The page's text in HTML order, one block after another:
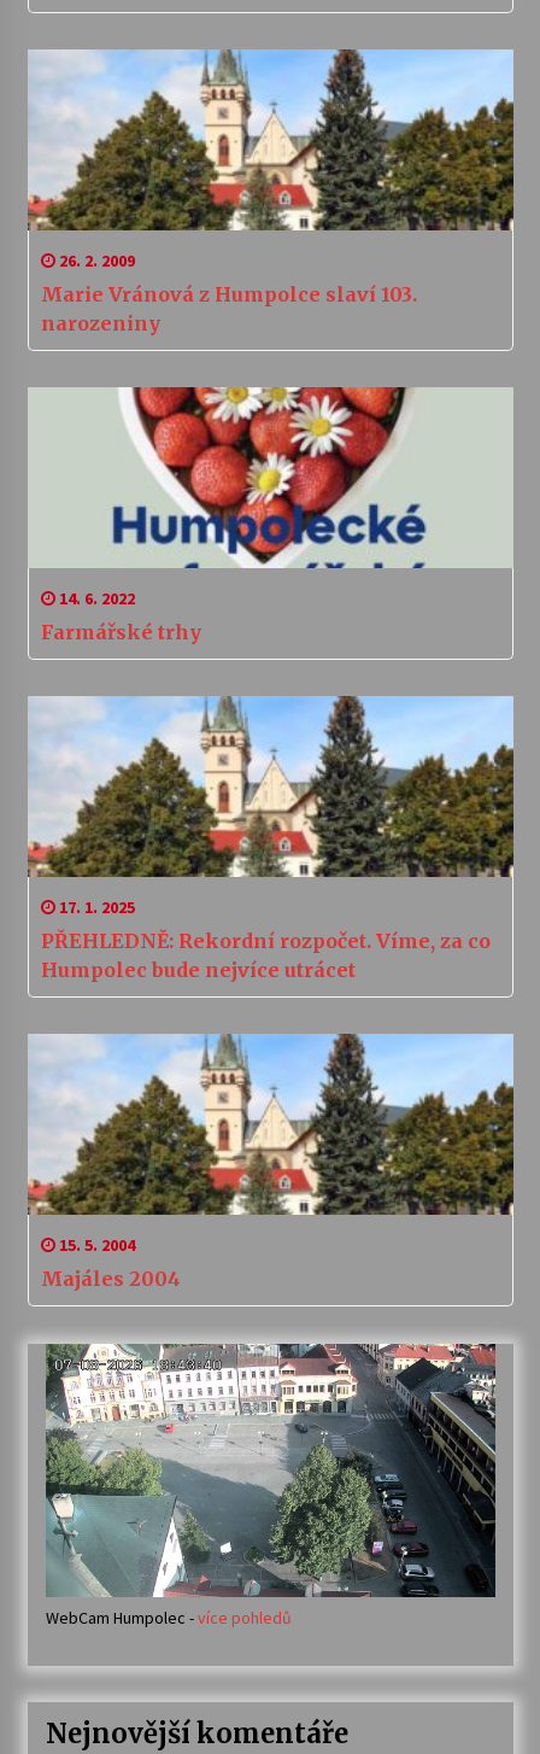
26. 2. 2009
Marie Vránová z Humpolce slaví 103.
narozeniny
14. 6. 2022
Farmářské trhy
17. 1. 2025
PŘEHLEDNĚ: Rekordní rozpočet. Víme, za co
Humpolec bude nejvíce utrácet
15. 5. 2004
Majáles 2004
WebCam Humpolec -více pohledů
Nejnovější komentáře